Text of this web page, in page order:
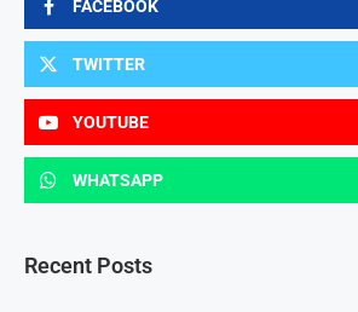
FACEBOOK
TWITTER
YOUTUBE
WHATSAPP
Recent Posts